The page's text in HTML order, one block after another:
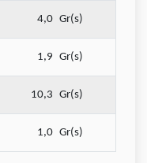
4,0 Gr(s)
1,9 Gr(s)
10,3 Gr(s)
1,0 Gr(s)